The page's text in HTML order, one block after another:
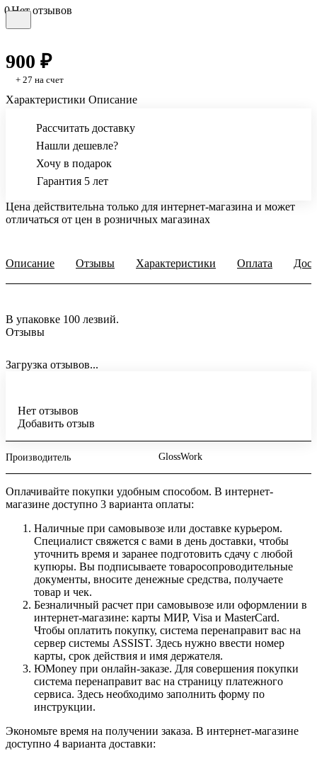
0Нет отзывов
900 ₽
+ 27 на счет
Характеристики Описание
Рассчитать доставку
Нашли дешевле?
Хочу в подарок
Гарантия 5 лет
Цена действительна только для интернет-магазина и может
отличаться от цен в розничных магазинах
Описание Отзывы Характеристики Оплата
В упаковке 100 лезвий.
Отзывы
Загрузка отзывов...
Нет отзывов
Добавить отзыв
Производитель GlossWork
Оплачивайте покупки удобным способом. В интернет-
магазине доступно 3 варианта оплаты:
Наличные при самовывозе или доставке курьером.
Специалист свяжется с вами в день доставки, чтобы
уточнить время и заранее подготовить сдачу с любой
купюры. Вы подписываете товаросопроводительные
документы, вносите денежные средства, получаете
товар и чек.
Безналичный расчет при самовывозе или оформлении в
интернет-магазине: карты МИР, Visa и MasterCard.
Чтобы оплатить покупку, система перенаправит вас на
сервер системы ASSIST. Здесь нужно ввести номер
карты, срок действия и имя держателя.
ЮMoney при онлайн-заказе. Для совершения покупки
система перенаправит вас на страницу платежного
сервиса. Здесь необходимо заполнить форму по
инструкции.
Экономьте время на получении заказа. В интернет-магазине
доступно 4 варианта доставки: